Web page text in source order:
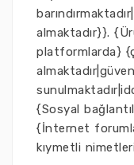
almaktadır}}.
platformlarda}
{Sosyal
{İnternet
kıymetli